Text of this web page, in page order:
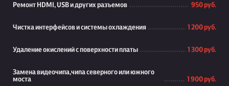
Ремонт HDMI, USB и других разъемов 950 руб.
Чистка интерфейсов и системы охлаждения 1 200 руб.
Удаление окислений с поверхности платы 1 300 руб.
Замена видеочипа,чипа северного или южного
моста
1 900 руб.